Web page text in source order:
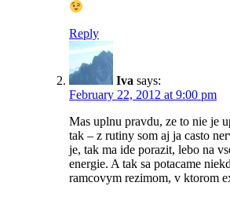
Reply
Iva says:
February 22, 2012 at 9:00 pm
Mas uplnu pravdu, ze to nie je
tak – z rutiny som aj ja casto
je, tak ma ide porazit, lebo na
energie. A tak sa potacame
ramcovym rezimom, v ktorom